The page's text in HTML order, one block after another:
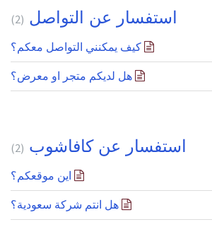
استفسار عن التواصل 2
كيف يمكنني التواصل معكم؟
هل لديكم متجر او معرض؟
استفسار عن كافاشوب 2
اين موقعكم؟
هل انتم شركة سعودية؟